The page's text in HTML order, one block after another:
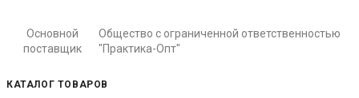
Основной
поставщик
Общество с ограниченной ответственностью
"Практика-Опт"
КАТАЛОГ ТОВАРОВ